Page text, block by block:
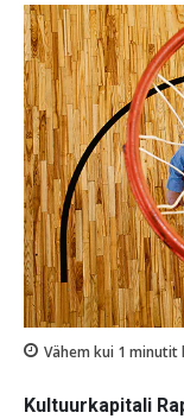
Vähem kui 1 minutit
Kultuurkapitali